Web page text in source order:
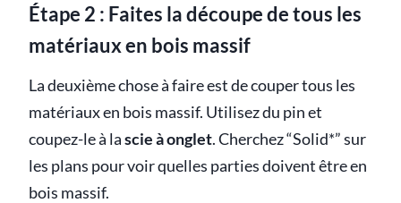
Étape 2 : Faites la découpe de tous les
matériaux en bois massif
La deuxième chose à faire est de couper tous les
matériaux en bois massif. Utilisez du pin et
coupez-le à lascie à onglet. Cherchez “Solid*” sur
les plans pour voir quelles parties doivent être en
bois massif.